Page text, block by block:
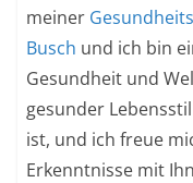
meiner
Busch und ich bin
Gesundheit und
gesunder
ist, und ich freue
Erkenntnisse mit